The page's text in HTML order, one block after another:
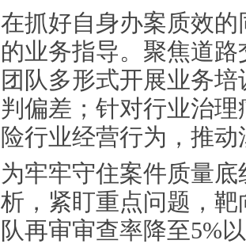
在抓好自身办案质效
的业务指导。聚焦道
团队多形式开展业务
判偏差；针对行业治
险行业经营行为，推
为牢牢守住案件质量
析，紧盯重点问题，
队再审审查率降至5%